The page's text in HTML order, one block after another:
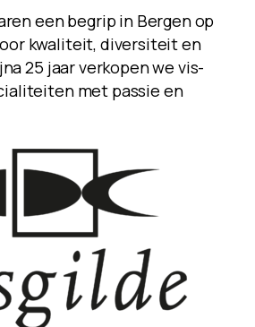
een begrip in Bergen op
kwaliteit, diversiteit en
25 jaar verkopen we vis-
met passie en